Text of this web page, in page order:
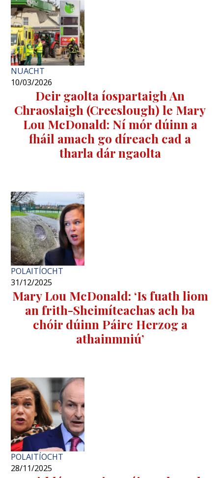
NUACHT
10/03/2026
Deir gaolta íospartaigh An
Chraoslaigh (Creeslough) le Mary
Lou McDonald: Ní mór dúinn a
fháil amach go díreach cad a
tharla dár ngaolta
POLAITÍOCHT
31/12/2025
Mary Lou McDonald: ‘Is fuath liom
an frith-Sheimíteachas ach ba
chóir dúinn Páirc Herzog a
athainmniú’
POLAITÍOCHT
28/11/2025